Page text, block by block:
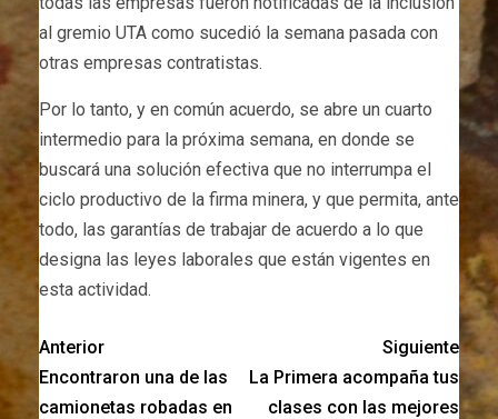
al gremio UTA como sucedió la semana pasada con
otras empresas contratistas.
Por lo tanto, y en común acuerdo, se abre un cuarto
intermedio para la próxima semana, en donde se
buscará una solución efectiva que no interrumpa el
ciclo productivo de la firma minera, y que permita, ante
todo, las garantías de trabajar de acuerdo a lo que
designa las leyes laborales que están vigentes en
esta actividad.
Anterior
Encontraron una de las
camionetas robadas en
Siguiente
La Primera acompaña tus
clases con las mejores